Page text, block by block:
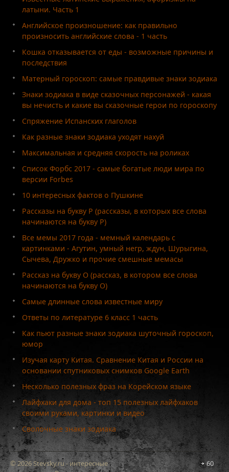
латыни. Часть 1
Английское произношение: как правильно
произносить английские слова - 1 часть
Кошка отказывается от еды - возможные причины и
последствия
Матерный гороскоп: самые правдивые знаки зодиака
Знаки зодиака в виде сказочных персонажей - какая
вы нечисть и какие вы сказочные герои по гороскопу
Спряжение Испанских глаголов
Как разные знаки зодиака уходят нахуй
Максимальная и средняя скорость на роликах
Список Форбс 2017 - самые богатые люди мира по
версии Forbes
10 интересных фактов о Пушкине
Рассказы на букву Р (рассказы, в которых все слова
начинаются на букву Р)
Все мемы 2017 года - мемный календарь с
картинками - Агутин, умный негр, ждун, Шурыгина,
Сычева, Дружко и прочие смешные мемасы
Рассказ на букву О (рассказ, в котором все слова
начинаются на букву О)
Самые длинные слова известные миру
Ответы по литературе 6 класс 1 часть
Как пьют разные знаки зодиака шуточный гороскоп,
юмор
Изучая карту Китая. Сравнение Китая и России на
основании спутниковых снимков Google Earth
Несколько полезных фраз на Корейском языке
Лайфхаки для дома - топ 15 полезных лайфхаков
своими руками, картинки и видео
Сволочные знаки зодиака
60
© 2026 Stevsky.ru - интересные